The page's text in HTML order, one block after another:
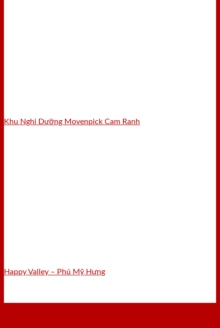
Khu Nghỉ Dưỡng Movenpick Cam Ranh
Happy Valley – Phú Mỹ Hưng